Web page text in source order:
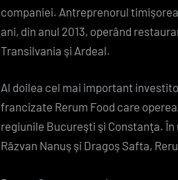
companiei. Antreprenorul
ani, din anul 2013, operând
Transilvania şi Ardeal.
Al doilea cel mai important
francizate Rerum Food care
regiunile Bucureşti şi Constanţa.
Răzvan Nanuş şi Dragoş Safta,